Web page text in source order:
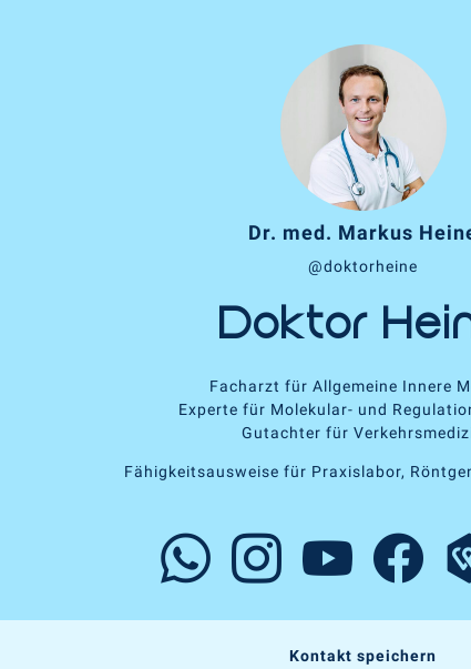
Dr. med. Markus
@doktorheine
Doktor
Facharzt für Allgemeine Innere
Experte für Molekular- und
Gutachter für
Fähigkeitsausweise für Praxislabor,
Kontakt speichern